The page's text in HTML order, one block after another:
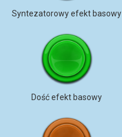
Syntezatorowy efekt basowy
Dość efekt basowy